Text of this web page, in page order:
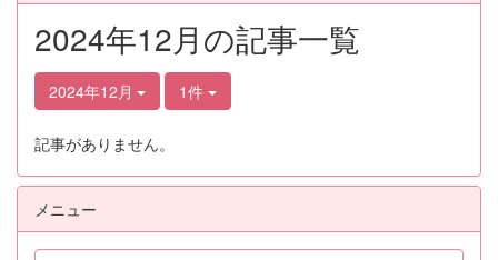
2024年12月の記事一覧
2024年12月 1件
記事がありません。
メニュー